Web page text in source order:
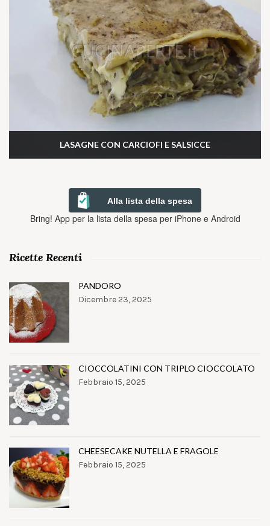
LASAGNE CON CARCIOFI E SALSICCE
Alla lista della spesa
Bring! App per la lista della spesa per iPhone e Android
Ricette Recenti
PANDORO
Dicembre 23, 2025
CIOCCOLATINI CON TRIPLO CIOCCOLATO
Febbraio 15, 2025
CHEESECAKE NUTELLA E FRAGOLE
Febbraio 15, 2025